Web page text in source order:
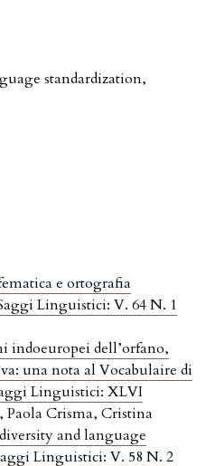
standardization,
e ortografia
Linguistici: V. 64 N. 1
indoeuropei dell’orfano,
una nota al Vocabulaire di
Linguistici: XLVI
Paola Crisma, Cristina
and language
Linguistici: V. 58 N. 2